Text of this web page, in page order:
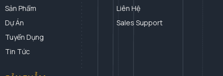
Sản Phẩm
Dự Án
Tuyển Dụng
Tin Tức
Liên Hệ
Sales Support